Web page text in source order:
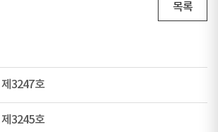
목록
3247호
3245호